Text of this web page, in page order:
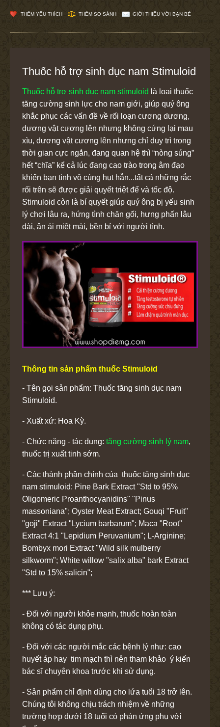
THÊM YÊU THÍCH THÊM SO SÁNH GIỚI THIỆU VỚI BẠN BÈ
Thuốc hỗ trợ sinh dục nam Stimuloid
Thuốc hỗ trợ sinh dục nam stimuloid là loại thuốc
tăng cường sinh lực cho nam giới, giúp quý ông
khắc phục các vấn đề về rối loạn cương dương,
dương vật cương lên nhưng không cứng lại mau
xìu, dương vật cương lên nhưng chỉ duy trì trong
thời gian cực ngắn, đang quan hệ thì “nòng súng”
hết “chĩa” kể cả lúc đang cao trào trong âm đạo
khiến bạn tình vô cùng hụt hẫn...tất cả những rắc
rối trên sẽ được giải quyết triệt để và tốc độ.
Stimuloid còn là bí quyết giúp quý ông bị yếu sinh
lý chơi lâu ra, hứng tình chăn gối, hưng phấn lâu
dài, ân ái miệt mài, bền bỉ với người tình.
Thông tin sản phẩm thuốc Stimuloid
- Tên gọi sản phẩm: Thuốc tăng sinh dục nam
Stimuloid.
- Xuất xứ: Hoa Kỳ.
- Chức năng - tác dụng: tăng cường sinh lý nam,
thuốc trị xuất tinh sớm.
- Các thành phần chính của thuốc tăng sinh dục
nam stimuloid: Pine Bark Extract "Std to 95%
Oligomeric Proanthocyanidins" "Pinus
massoniana"; Oyster Meat Extract; Gouqi "Fruit"
"goji" Extract "Lycium barbarum"; Maca "Root"
Extract 4:1 "Lepidium Peruvanium"; L-Arginine;
Bombyx mori Extract "Wild silk mulberry
silkworm"; White willow "salix alba" bark Extract
"Std to 15% salicin";
*** Lưu ý:
- Đối với người khỏe mạnh, thuốc hoàn toàn
không có tác dụng phụ.
- Đối với các người mắc các bệnh lý như: cao
huyết áp hay tim mạch thì nên tham khảo ý kiến
bác sĩ chuyên khoa trước khi sử dụng.
- Sản phẩm chỉ định dùng cho lứa tuổi 18 trở lên.
Chúng tôi không chịu trách nhiệm về những
trường hợp dưới 18 tuổi có phản ứng phụ với